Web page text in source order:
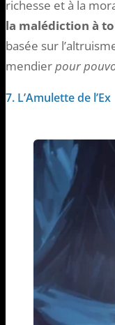
richesse et à la
la malédiction à
basée sur
mendierpour
7. L’Amulette de l’Ex